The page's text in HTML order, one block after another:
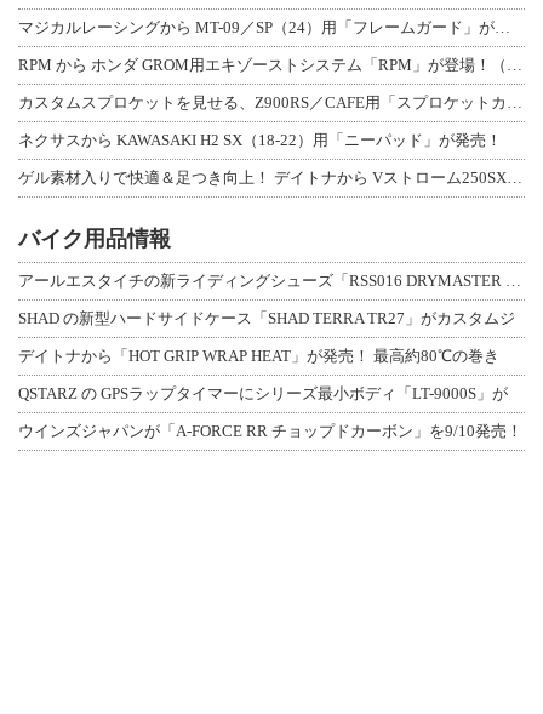
マジカルレーシングから MT-09／SP（24）用「フレームガード」が登場！
RPM から ホンダ GROM用エキゾーストシステム「RPM」が登場！（動画あり
カスタムスプロケットを見せる、Z900RS／CAFE用「スプロケットカバーフルキ
ネクサスから KAWASAKI H2 SX（18-22）用「ニーパッド」が発売！
ゲル素材入りで快適＆足つき向上！ デイトナから Vストローム250SX用「快適ロ
バイク用品情報
アールエスタイチの新ライディングシューズ「RSS016 DRYMASTER スト
SHAD の新型ハードサイドケース「SHAD TERRA TR27」がカスタムジ
デイトナから「HOT GRIP WRAP HEAT」が発売！ 最高約80℃の巻き
QSTARZ の GPSラップタイマーにシリーズ最小ボディ「LT-9000S」が
ウインズジャパンが「A-FORCE RR チョップドカーボン」を9/10発売！